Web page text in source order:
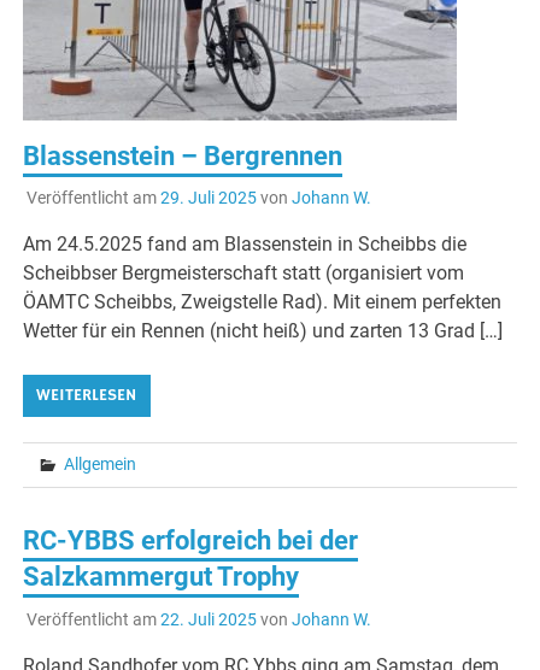
Blassenstein – Bergrennen
Veröffentlicht am29. Juli 2025von Johann W.
Am 24.5.2025 fand am Blassenstein in Scheibbs die
Scheibbser Bergmeisterschaft statt (organisiert vom
ÖAMTC Scheibbs, Zweigstelle Rad). Mit einem perfekten
Wetter für ein Rennen (nicht heiß) und zarten 13 Grad […]
WEITERLESEN
Allgemein
RC-YBBS erfolgreich bei der
Salzkammergut Trophy
Veröffentlicht am22. Juli 2025von Johann W.